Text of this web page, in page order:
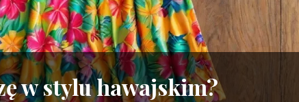
w stylu hawajskim?